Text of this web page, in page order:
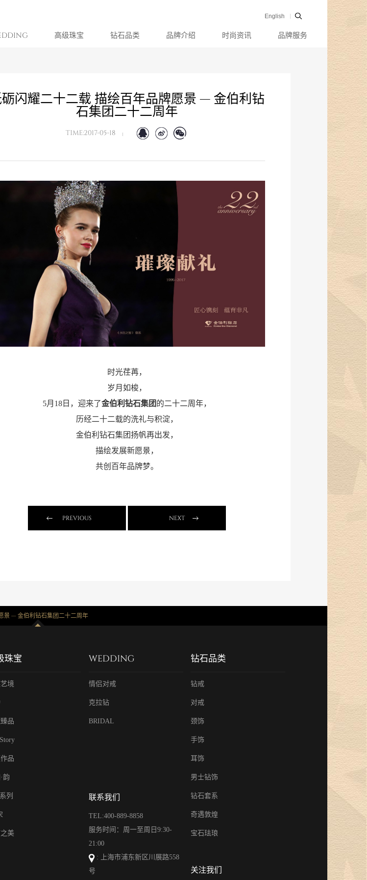
English
高级珠宝 钻石品类 品牌介绍 时尚资讯 品牌服务
闪耀二十二载 描绘百年品牌愿景 — 金伯利钻
石集团二十二周年
TIME:2017-05-18
时光荏苒，
岁月如梭，
5月18日，迎来了金伯利钻石集团 的二十二周年，
历经二十二载的洗礼与积淀，
金伯利钻石集团扬帆再出发，
描绘发展新愿景，
共创百年品牌梦。
PREVIOUS NEXT
景 — 金伯利钻石集团二十二周年
珠宝
境
品
品
韵
列
美
WEDDING
情侣对戒
克拉钻
BRIDAL
联系我们
TEL:400-889-8858
服务时间：周一至周日9:30-
21:00
: 上海市浦东新区川展路558
号
钻石品类
钻戒
对戒
颈饰
手饰
耳饰
男士钻饰
钻石套系
奇遇敦煌
宝石珐琅
关注我们